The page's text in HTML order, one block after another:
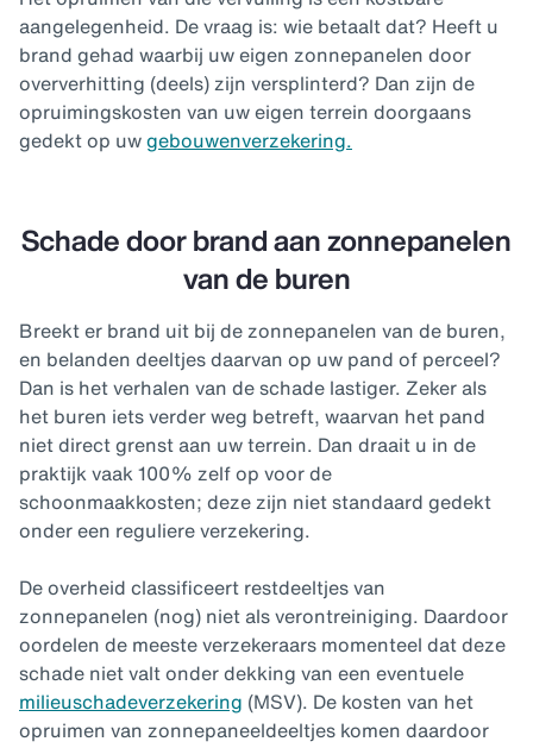
aangelegenheid. De vraag is: wie betaalt dat? Heeft u
brand gehad waarbij uw eigen zonnepanelen door
oververhitting (deels) zijn versplinterd? Dan zijn de
opruimingskosten van uw eigen terrein doorgaans
gedekt op uwgebouwenverzekering.
Schade door brand aan zonnepanelen
van de buren
Breekt er brand uit bij de zonnepanelen van de buren,
en belanden deeltjes daarvan op uw pand of perceel?
Dan is het verhalen van de schade lastiger. Zeker als
het buren iets verder weg betreft, waarvan het pand
niet direct grenst aan uw terrein. Dan draait u in de
praktijk vaak 100% zelf op voor de
schoonmaakkosten; deze zijn niet standaard gedekt
onder een reguliere verzekering.
De overheid classificeert restdeeltjes van
zonnepanelen (nog) niet als verontreiniging. Daardoor
oordelen de meeste verzekeraars momenteel dat deze
schade niet valt onder dekking van een eventuele
milieuschadeverzekering (MSV). De kosten van het
opruimen van zonnepaneeldeeltjes komen daardoor